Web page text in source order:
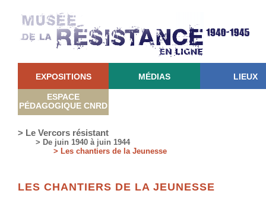
EXPOSITIONS MÉDIAS LIEUX
ESPACE
PÉDAGOGIQUE CNRD
> Le Vercors résistant
> De juin 1940 à juin 1944
> Les chantiers de la Jeunesse
LES CHANTIERS DE LA JEUNESSE